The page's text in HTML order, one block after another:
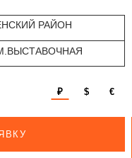
РАЙОН
₽ $ €